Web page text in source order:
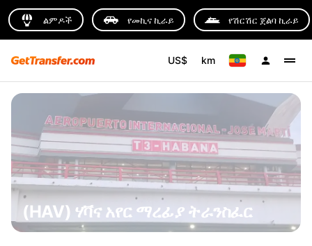
ልምዶች የመኪና ኪራይ የሽርሽር ጀልባ ኪራይ
US$ km
(HAV) ሃቫና አየር ማረፊያ ትራንስፈር